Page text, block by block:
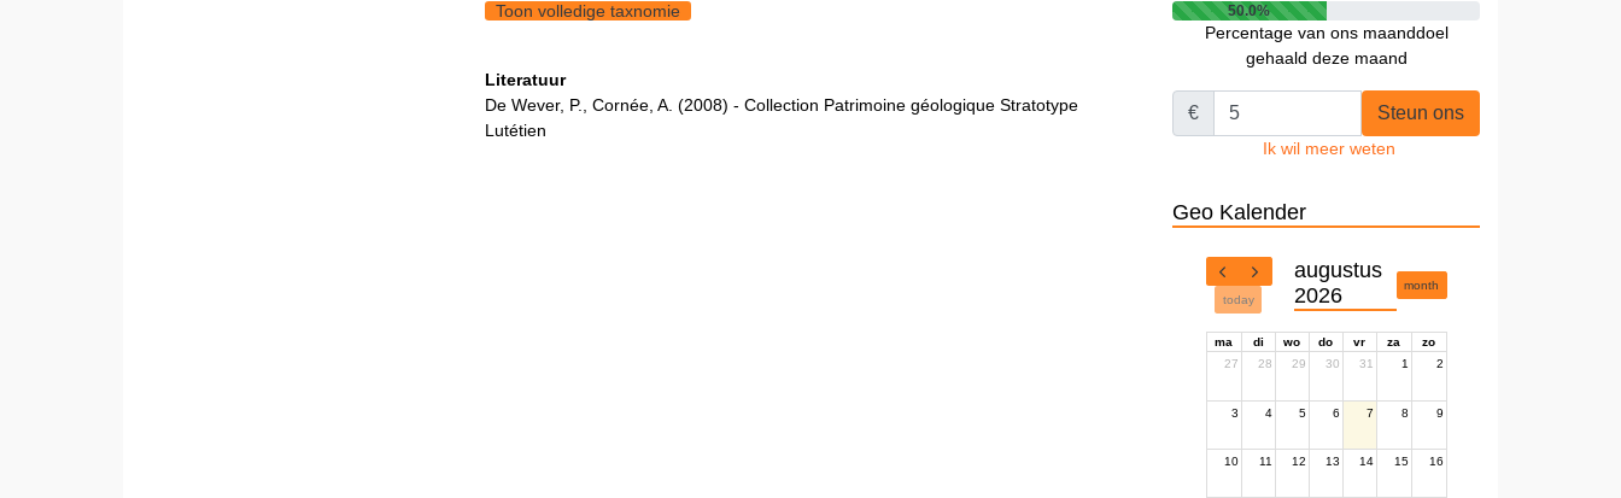
Toon volledige taxnomie
Literatuur
De Wever, P., Cornée, A. (2008) - Collection Patrimoine géologique Stratotype
Lutétien
50.0%
Percentage van ons maanddoel
gehaald deze maand
€ Steun ons
Ik wil meer weten
Geo Kalender
today
augustus
2026
month
ma di wo do vr za
zo
27
28 29 30 31 1 2
3 4 5 6 7 8 9
10 11 12 13 14 15 16